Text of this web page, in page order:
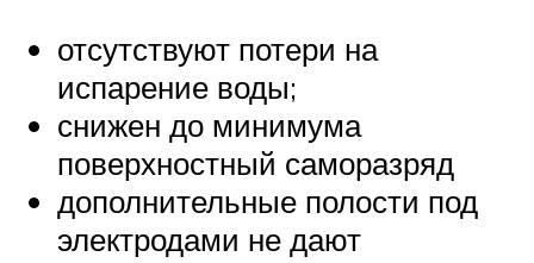
отсутствуют потери на
испарение воды;
снижен до минимума
поверхностный саморазряд
дополнительные полости под
электродами не дают